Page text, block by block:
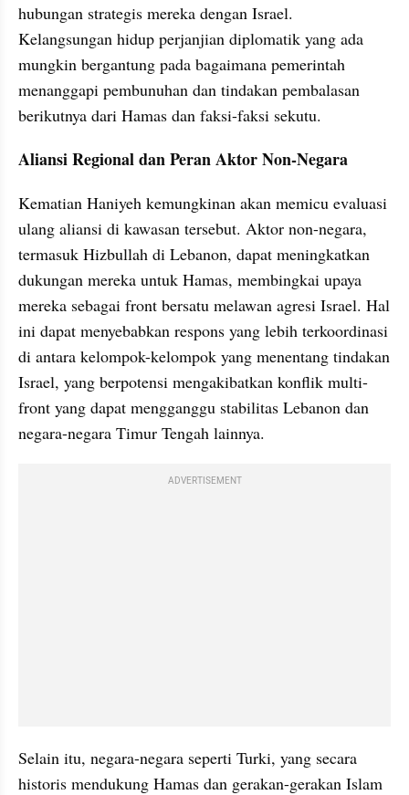
hubungan strategis mereka dengan Israel.
Kelangsungan hidup perjanjian diplomatik yang ada
mungkin bergantung pada bagaimana pemerintah
menanggapi pembunuhan dan tindakan pembalasan
berikutnya dari Hamas dan faksi-faksi sekutu.
Aliansi Regional dan Peran Aktor Non-Negara
Kematian Haniyeh kemungkinan akan memicu evaluasi
ulang aliansi di kawasan tersebut. Aktor non-negara,
termasuk Hizbullah di Lebanon, dapat meningkatkan
dukungan mereka untuk Hamas, membingkai upaya
mereka sebagai front bersatu melawan agresi Israel. Hal
ini dapat menyebabkan respons yang lebih terkoordinasi
di antara kelompok-kelompok yang menentang tindakan
Israel, yang berpotensi mengakibatkan konflik multi-
front yang dapat mengganggu stabilitas Lebanon dan
negara-negara Timur Tengah lainnya.
ADVERTISEMENT
Selain itu, negara-negara seperti Turki, yang secara
historis mendukung Hamas dan gerakan-gerakan Islam